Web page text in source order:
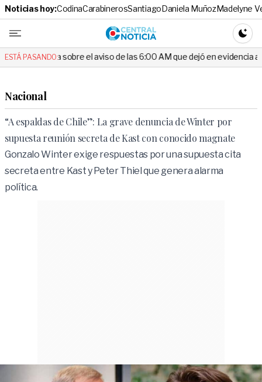
Noticias hoy:CodinaCarabinerosSantiagoDaniela MuñozMadelyne
Central
ESTÁ PASANDO:
el aviso de las 6:00 AM que dejó en evidencia al Delegado
Nacional
“A espaldas de Chile”: La grave denuncia de Winter por
supuesta reunión secreta de Kast con conocido magnate
Gonzalo Winter exige respuestas por una supuesta cita
secreta entre Kast y Peter Thiel que genera alarma
política.